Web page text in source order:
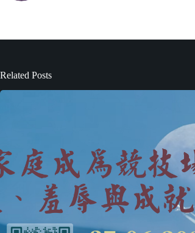
Related Posts